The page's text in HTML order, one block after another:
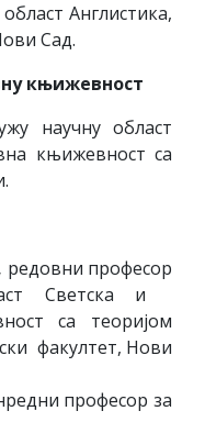
Англистика,
Сад.
књижевност
научну област
књижевност са
редовни професор
Светска и
са теоријом
факултет, Нови
професор за